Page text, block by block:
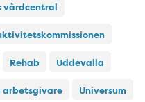
vårdcentral
Rehab Uddevalla
arbetsgivare Universum